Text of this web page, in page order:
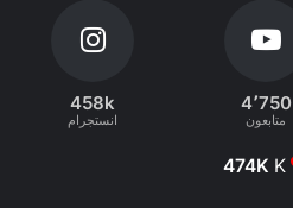
4٬750
متابعون
458k
انستجرام
474K K